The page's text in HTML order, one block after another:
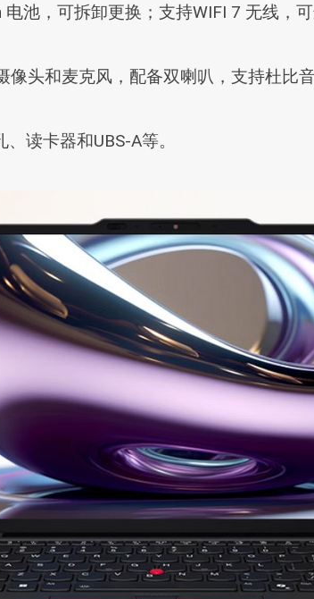
池，可拆卸更换；支持WIFI 7 无线，可
头和麦克风，配备双喇叭，支持杜比音
读卡器和UBS-A等。